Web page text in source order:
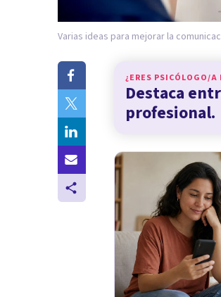
Varias ideas para mejorar la
¿ERES PSICÓLOGO/A
Destaca
profesional.